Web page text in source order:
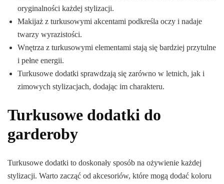
oryginalności każdej stylizacji.
Makijaż z turkusowymi akcentami podkreśla oczy i nadaje
twarzy wyrazistości.
Wnętrza z turkusowymi elementami stają się bardziej przytulne
i pełne energii.
Turkusowe dodatki sprawdzają się zarówno w letnich, jak i
zimowych stylizacjach, dodając im charakteru.
Turkusowe dodatki do
garderoby
Turkusowe dodatki to doskonały sposób na ożywienie każdej
stylizacji. Warto zacząć od akcesoriów, które mogą dodać koloru